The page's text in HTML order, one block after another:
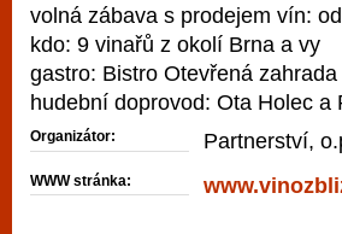
volná zábava s prodejem vín:
kdo: 9 vinařů z okolí Brna a vy
gastro: Bistro Otevřená
hudební doprovod: Ota Holec a
Organizátor: Partnerství,
WWW stránka: